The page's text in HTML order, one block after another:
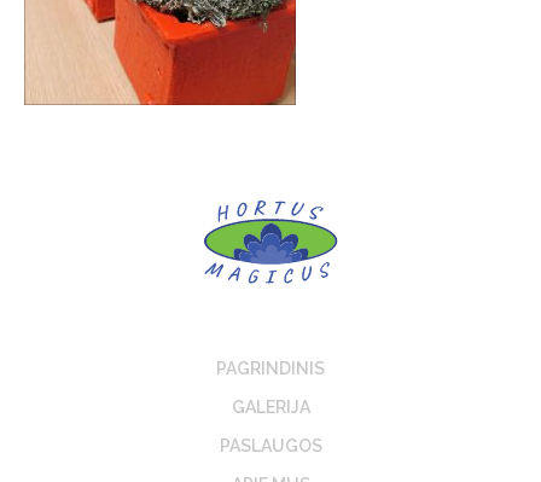
PAGRINDINIS
GALERIJA
PASLAUGOS